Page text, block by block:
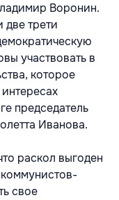
Воронин.
трети
участвовать в
которое
председатель
Иванова.
раскол выгоден
свое